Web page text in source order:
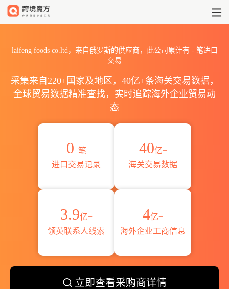
laifeng foods co.ltd，来自俄罗斯的供应商，此公司累计有 -笔进口
交易
采集来自220+国家及地区，40亿+条海关交易数据，
全球贸易数据精准查找，实时追踪海外企业贸易动
态
0 笔
进口交易记录
40亿+
海关交易数据
3.9亿+
领英联系人线索
4亿+
海外企业工商信息
立即查看采购商详情